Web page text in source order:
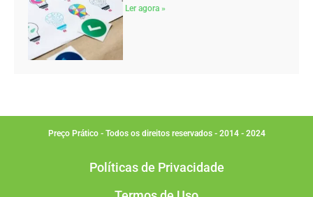
Ler agora »
Preço Prático - Todos os direitos reservados - 2014 - 2024
Políticas de Privacidade